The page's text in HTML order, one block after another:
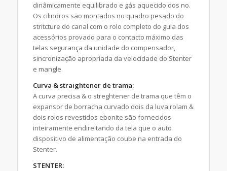
dinâmicamente equilibrado e gás aquecido dos no.
Os cilindros são montados no quadro pesado do
stritcture do canal com o rolo completo do guia dos
acessórios provado para o contacto máximo das
telas segurança da unidade do compensador,
sincronização apropriada da velocidade do Stenter
e mangle.
Curva & straightener de trama:
A curva precisa & o streghtener de trama que têm o
expansor de borracha curvado dois da luva rolam &
dois rolos revestidos ebonite são fornecidos
inteiramente endireitando da tela que o auto
dispositivo de alimentação coube na entrada do
Stenter.
STENTER: